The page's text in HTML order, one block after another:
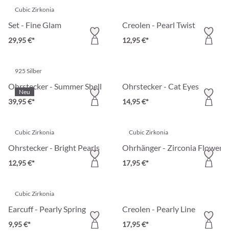
Cubic Zirkonia
Set - Fine Glam
29,95 €*
Creolen - Pearl Twist
12,95 €*
Neu
925 Silber
Ohrstecker - Summer Shell
39,95 €*
Ohrstecker - Cat Eyes
14,95 €*
Cubic Zirkonia
Ohrstecker - Bright Pearls
12,95 €*
Cubic Zirkonia
Ohrhänger - Zirconia Flowers
17,95 €*
Cubic Zirkonia
Earcuff - Pearly Spring
9,95 €*
Creolen - Pearly Line
17,95 €*